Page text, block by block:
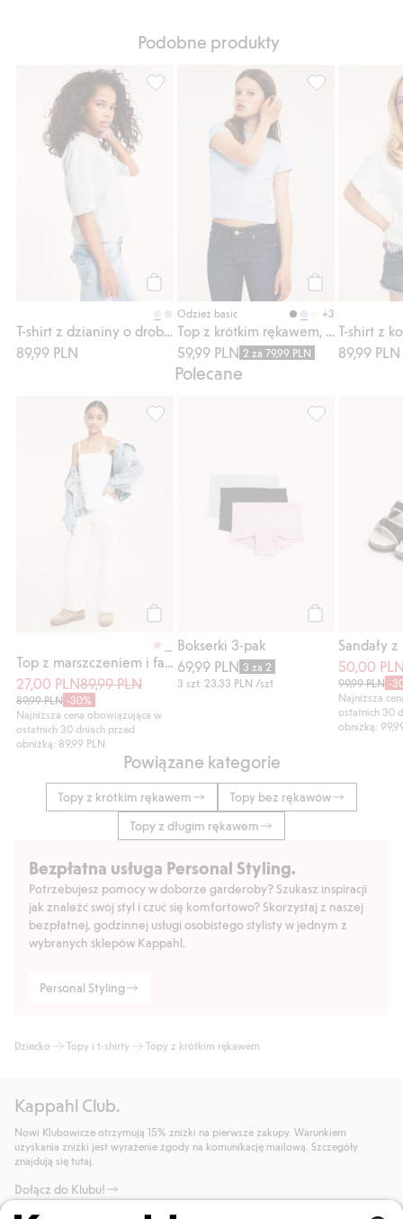
Podobne produkty
89,99 PLN
T-shirt z dzianiny o drobnym splocie,
Odzież basic +3
59,99 PLN 2 za 79,99 PLN
Top z krótkim
89,99 PLN
Polecane
27,00 PLN89,99 PLN
89,99 PLN -30%
Najniższa cena obowiązująca w
ostatnich 30 dniach przed
obniżką: 89,99 PLN
Bokserki 3-pak
69,99 PLN 3 za 2
3 szt.23,33 PLN /szt
50,00
99,99 PLN -
Najniższa
ostatnich 30
obniżką:
Powiązane kategorie
Topy z krótkim rękawem
Topy bez rękawów
Topy z długim rękawem
Bezpłatna usługa Personal Styling.
Potrzebujesz pomocy w doborze garderoby? Szukasz inspiracji
jak znaleźć swój styl i czuć się komfortowo? Skorzystaj z naszej
bezpłatnej, godzinnej usługi osobistego stylisty w jednym z
wybranych sklepów Kappahl.
Personal Styling
Dziecko Topy i t-shirty Topy z krótkim rękawem
Kappahl Club.
Nowi Klubowicze otrzymują 15% zniżki na pierwsze zakupy. Warunkiem
uzyskania zniżki jest wyrażenie zgody na komunikację mailową. Szczegóły
znajdują się tutaj.
Dołącz do Klubu!